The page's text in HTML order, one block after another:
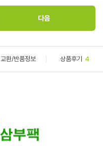
교환/반품정보 상품후기 4